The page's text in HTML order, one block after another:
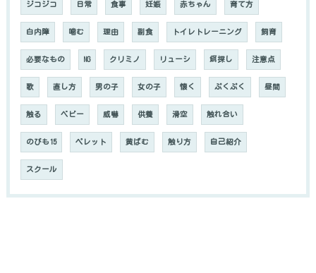
ジコジコ 日常 食事 妊娠 赤ちゃん 育て方
白内障 噛む 理由 副食 トイレトレーニング 飼育
必要なもの NG クリミノ リューシ 餌探し 注意点
歌 直し方 男の子 女の子 懐く ぷくぷく 昼間
触る ベビー 威嚇 供養 滑空 触れ合い
のびも15 ペレット 黄ばむ 触り方 自己紹介
スクール